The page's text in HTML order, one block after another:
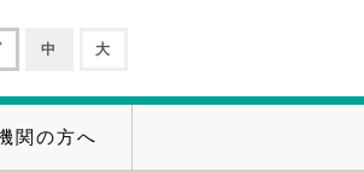
中 大
関の方へ